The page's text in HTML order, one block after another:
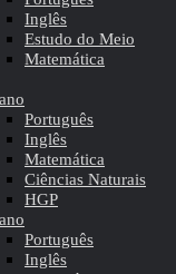
Inglês
Estudo do Meio
Matemática
Português
Inglês
Matemática
Ciências Naturais
HGP
Português
Inglês